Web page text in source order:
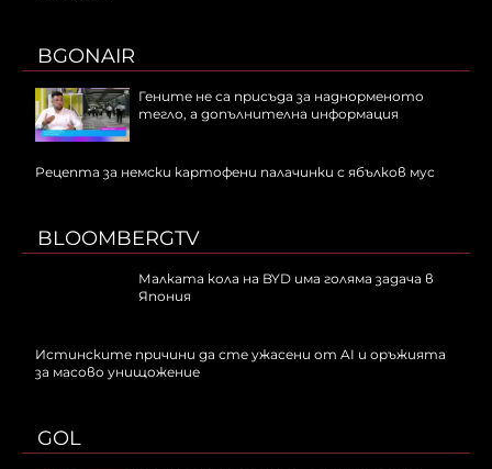
BGONAIR
Гените не са присъда за наднорменото
тегло, а допълнителна информация
Рецепта за немски картофени палачинки с ябълков мус
BLOOMBERGTV
Малката кола на BYD има голяма задача в
Япония
Истинските причини да сте ужасени от AI и оръжията
за масово унищожение
GOL